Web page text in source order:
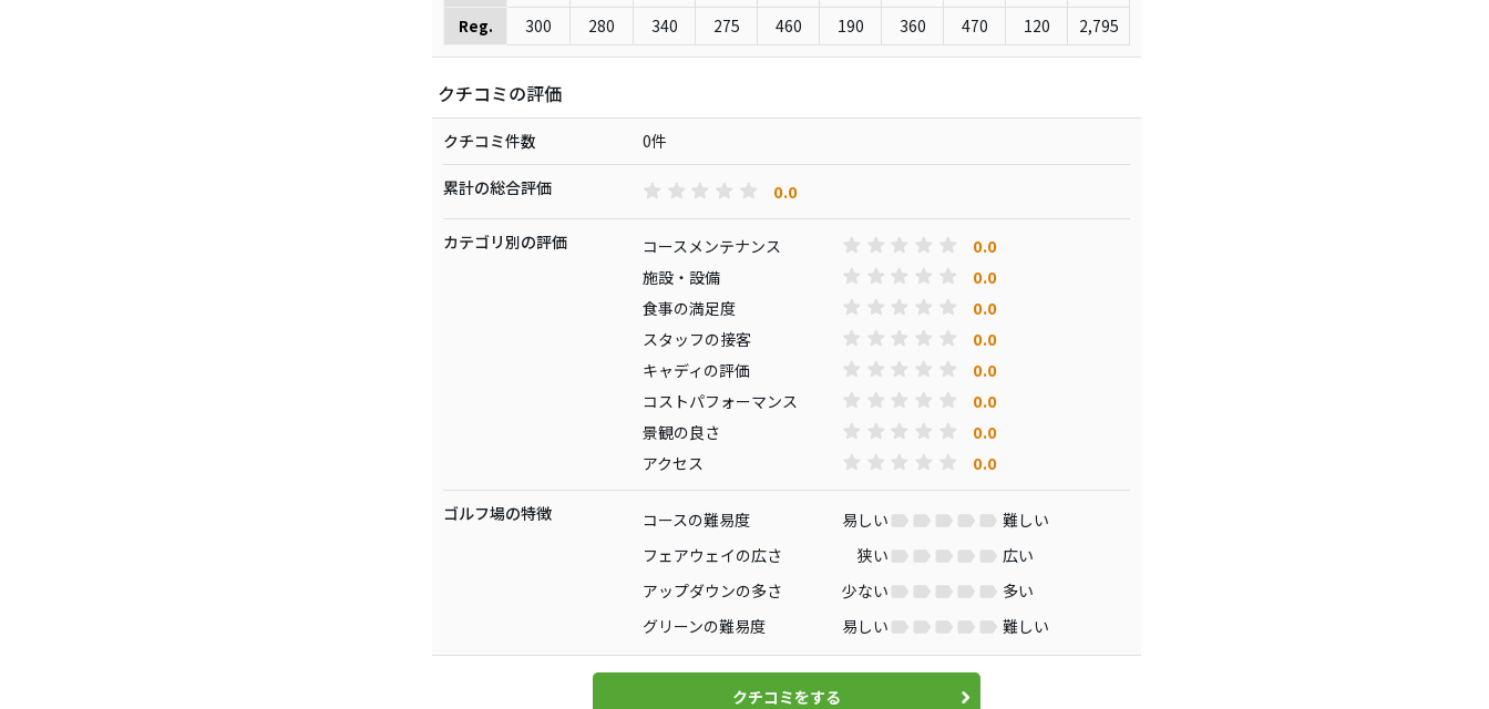
Reg. 300 280 340 275 460 190 360 470 120 2,795
クチコミの評価
クチコミ件数 0件
累計の総合評価 0.0
カテゴリ別の評価 コースメンテナンス 0.0
施設・設備 0.0
食事の満足度 0.0
スタッフの接客 0.0
キャディの評価 0.0
コストパフォーマンス 0.0
景観の良さ 0.0
アクセス 0.0
ゴルフ場の特徴 コースの難易度 易しい
難しい
フェアウェイの広さ
狭い
広い
アップダウンの多さ
少ない
多い
グリーンの難易度
易しい 難しい
クチコミをする